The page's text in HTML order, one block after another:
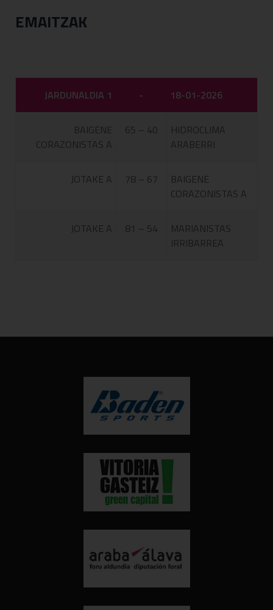
EMAITZAK
JARDUNALDIA 1 - 18-01-2026
BAIGENE
CORAZONISTAS A
65 – 40
HIDROCLIMA
ARABERRI
JOTAKE A 78 – 67
BAIGENE
CORAZONISTAS A
JOTAKE A 81 – 54
MARIANISTAS
IRRIBARREA